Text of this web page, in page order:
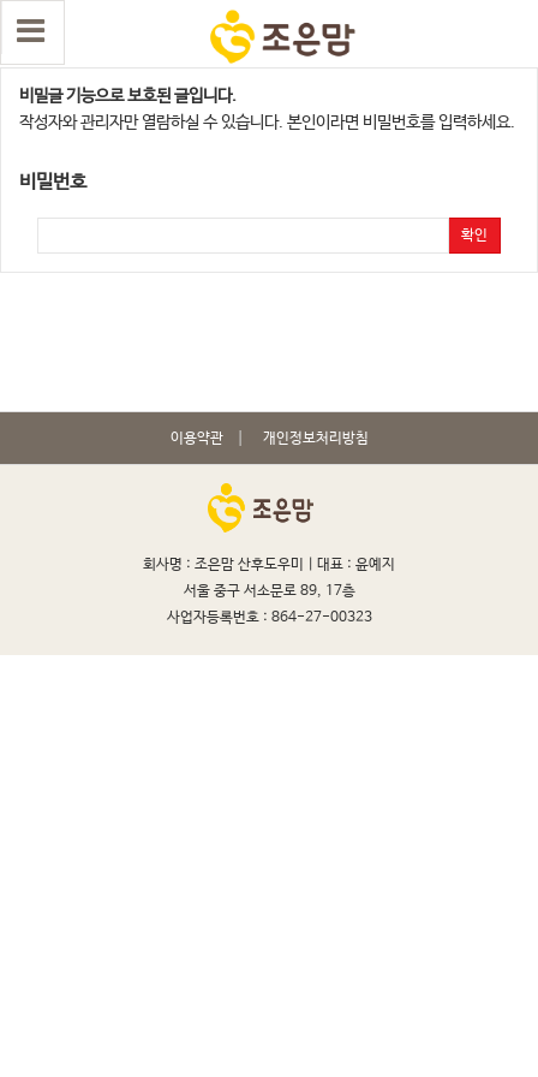
[발표] 홈페이지 리뉴얼기념 이벤트
비밀글 기능으로 보호된 글입니다.
작성자와 관리자만 열람하실 수 있습니다. 본인이라면 비밀번호를 입력하세요.
비밀번호
확인
이용약관 개인정보처리방침
회사명 : 조은맘 산후도우미 | 대표 : 윤예지
서울 중구 서소문로 89, 17층
사업자등록번호 : 864-27-00323